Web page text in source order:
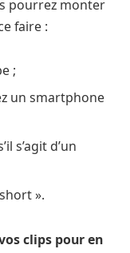
pourrez monter
faire :
;
un smartphone
s’agit d’un
».
clips pour en